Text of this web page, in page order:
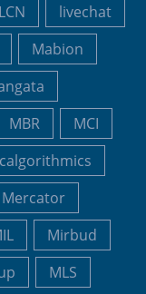
LCN
livechat
Mabion
MBR
MCI
Mercator
Mirbud
MLS